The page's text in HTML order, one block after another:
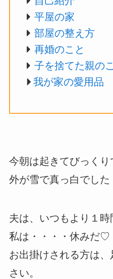
平屋の家
部屋の整え方
再婚のこと
子を捨てた親の
我が家の愛用品
今朝は起きてびっくり
外が雪で真っ白でした
夫は、いつもより１時
私は・・・・休みだ♡
お出掛けされる方は
さい。